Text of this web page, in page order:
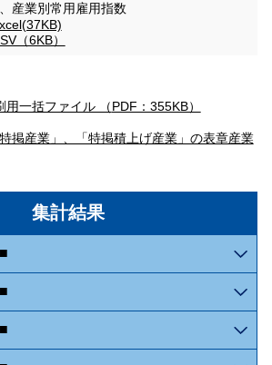
集計結果
産業別常用雇用指数
（6KB）
一括ファイル （PDF：355KB）
掲産業」、「特掲積上げ産業」の表章産業